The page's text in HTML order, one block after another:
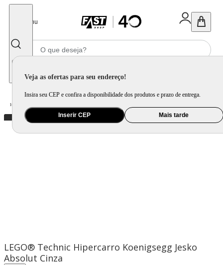
Menu
Veja as ofertas para seu endereço!
Insira seu CEP e confira a disponibilidade dos produtos e prazo de entrega.
Inserir CEP Mais tarde
Home
LEGO® Technic Hipercarro Koenigsegg Jesko
Absolut Cinza